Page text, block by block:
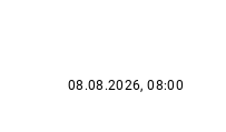
08.08.2026, 08:00